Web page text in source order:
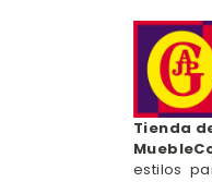
Tienda
estilos